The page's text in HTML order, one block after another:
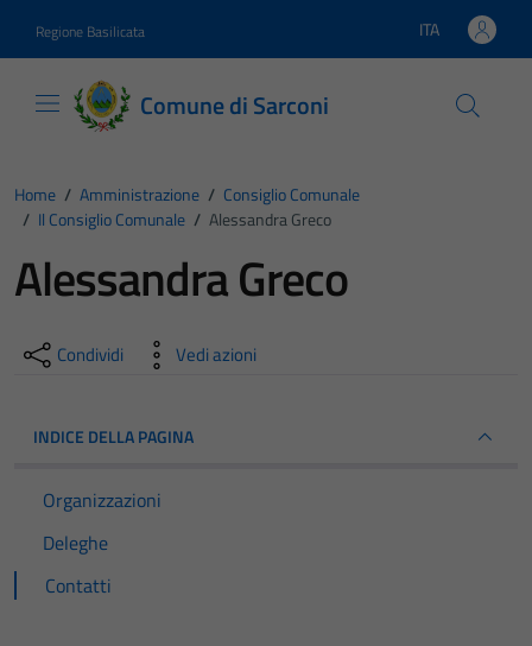
Regione Basilicata Lingua attiva:
ITA
Comune di Sarconi
Home / Amministrazione / Consiglio Comunale
/ Il Consiglio Comunale / Alessandra Greco
Alessandra Greco
Condividi Vedi azioni
INDICE DELLA PAGINA
Organizzazioni
Deleghe
Contatti